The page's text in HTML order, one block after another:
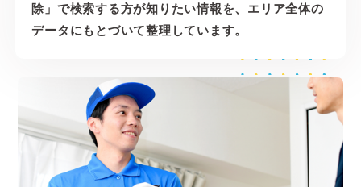
除」で検索する方が知りたい情報を、エリア全体の
データにもとづいて整理しています。